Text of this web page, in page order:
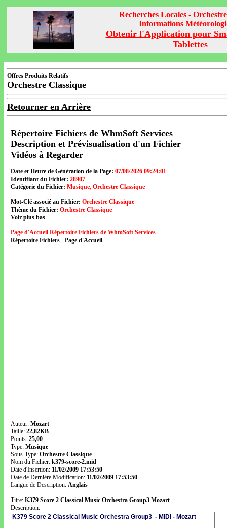
Recherches Locales -
Informations
Obtenir l'Application pour
Tablettes
Offres Produits Relatifs
Orchestre Classique
Retourner en Arrière
Répertoire Fichiers de WhmSoft Services
Description et Prévisualisation d'un Fichier
Vidéos à Regarder
Date et Heure de Génération de la Page: 07/08/2026 09:24:01
Identifiant du Fichier: 28907
Catégorie du Fichier: Musique, Orchestre Classique
Mot-Clé associé au Fichier: Orchestre Classique
Thème du Fichier: Orchestre Classique
Voir plus bas
Page d'Accueil Répertoire Fichiers de WhmSoft Services
Répertoire Fichiers - Page d'Accueil
Auteur: Mozart
Taille: 22,82KB
Points: 25,00
Type: Musique
Sous-Type: Orchestre Classique
Nom du Fichier: k379-score-2.mid
Date d'Insertion: 11/02/2009 17:53:50
Date de Dernière Modification: 11/02/2009 17:53:50
Langue de Description: Anglais
Titre: K379 Score 2 Classical Music Orchestra Group3 Mozart
Description: